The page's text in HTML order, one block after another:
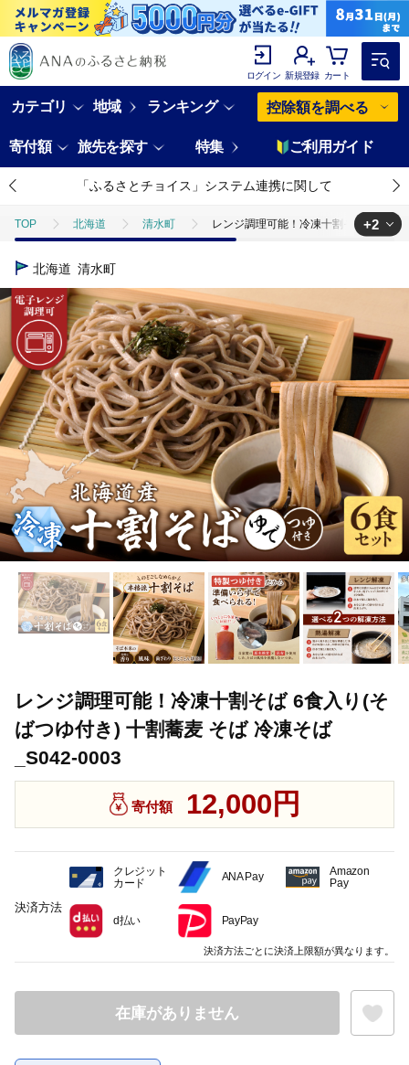
ログイン 新規登録 カート
カテゴリ 地域 ランキング 控除額を調べる
寄付額 旅先を探す 特集 ご利用ガイド
「ふるさとチョイス」システム連携に関して
TOP 北海道 清水町 レンジ調理可能！冷凍十割そば 6食入
TOP
TOP 麺類 そば レンジ調理可能！冷凍十割そば 6食入り(そ
+2
北海道 清水町
レンジ調理可能！冷凍十割そば 6食入り(そ
ばつゆ付き) 十割蕎麦 そば 冷凍そば
_S042-0003
寄付額 12,000円
在庫がありません
決済方法
クレジット
カード
ANA Pay
Amazon
Pay
d払い PayPay
決済方法ごとに決済上限額が異なります。